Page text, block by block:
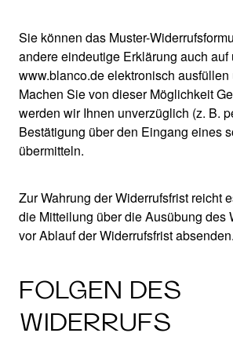
Sie können das Muster-
andere eindeutige Erklärung auch
www.blanco.de elektronisch ausfüllen
Machen Sie von dieser Möglichkeit
werden wir Ihnen unverzüglich (z. B.
Bestätigung über den Eingang eines
übermitteln.
Zur Wahrung der Widerrufsfrist reicht
die Mitteilung über die Ausübung des
vor Ablauf der Widerrufsfrist absenden.
FOLGEN DES
WIDERRUFS